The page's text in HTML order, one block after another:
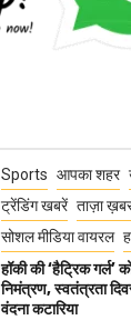
Sports आपका शहर
ट्रेंडिंग खबरें ताज़ा
सोशल मीडिया वायरल
हॉकी की ‘हैट्रिक गर्ल’
निमंत्रण, स्वतंत्रता
वंदना कटारिया